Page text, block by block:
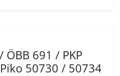
691 / PKP
50730 / 50734